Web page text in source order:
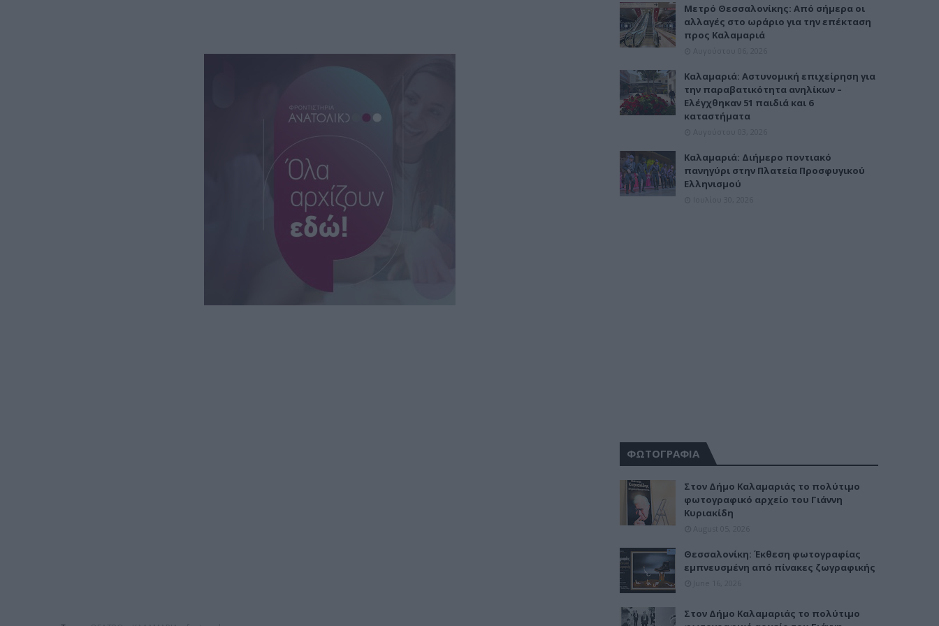
Μετρό Θεσσαλονίκης: Από σήμερα οι
αλλαγές στο ωράριο για την επέκταση
προς Καλαμαριά
Καλαμαριά: Αστυνομική επιχείρηση για
την παραβατικότητα ανηλίκων –
Ελέγχθηκαν 51 παιδιά και 6
καταστήματα
Καλαμαριά: Διήμερο ποντιακό
πανηγύρι στην Πλατεία Προσφυγικού
Ελληνισμού
ΦΩΤΟΓΡΑΦΙΑ
Στον Δήμο Καλαμαριάς το πολύτιμο
φωτογραφικό αρχείο του Γιάννη
Κυριακίδη
Θεσσαλονίκη: Έκθεση φωτογραφίας
εμπνευσμένη από πίνακες ζωγραφικής
Στον Δήμο Καλαμαριάς το πολύτιμο